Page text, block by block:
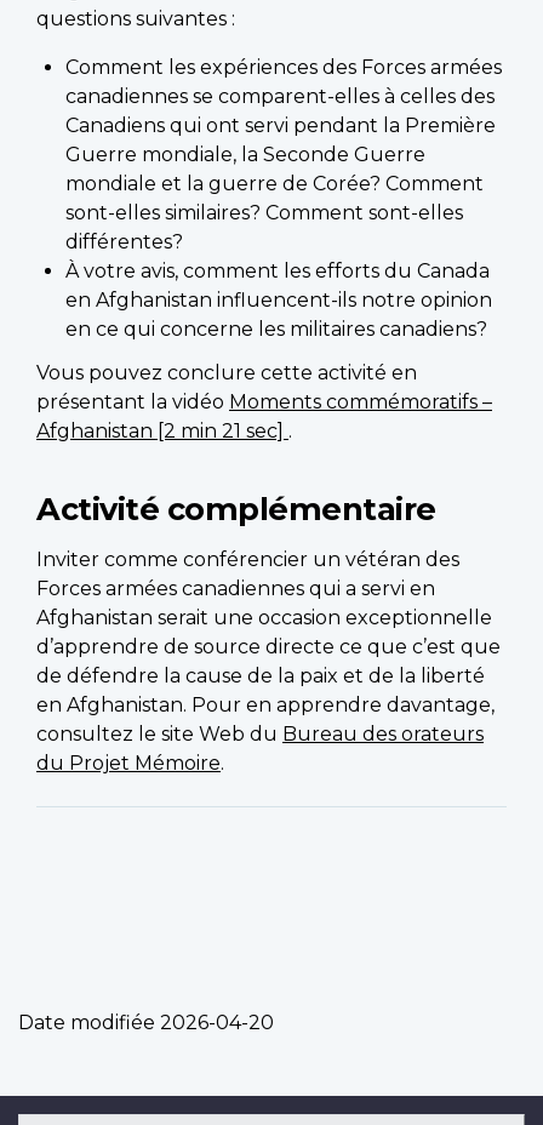
questions suivantes :
Comment les expériences des Forces armées
canadiennes se comparent-elles à celles des
Canadiens qui ont servi pendant la Première
Guerre mondiale, la Seconde Guerre
mondiale et la guerre de Corée? Comment
sont-elles similaires? Comment sont-elles
différentes?
À votre avis, comment les efforts du Canada
en Afghanistan influencent-ils notre opinion
en ce qui concerne les militaires canadiens?
Vous pouvez conclure cette activité en
présentant la vidéo Moments commémoratifs –
Afghanistan [2 min 21 sec] .
Activité complémentaire
Inviter comme conférencier un vétéran des
Forces armées canadiennes qui a servi en
Afghanistan serait une occasion exceptionnelle
d’apprendre de source directe ce que c’est que
de défendre la cause de la paix et de la liberté
en Afghanistan. Pour en apprendre davantage,
consultez le site Web du Bureau des orateurs
du Projet Mémoire.
Date modifiée 2026-04-20